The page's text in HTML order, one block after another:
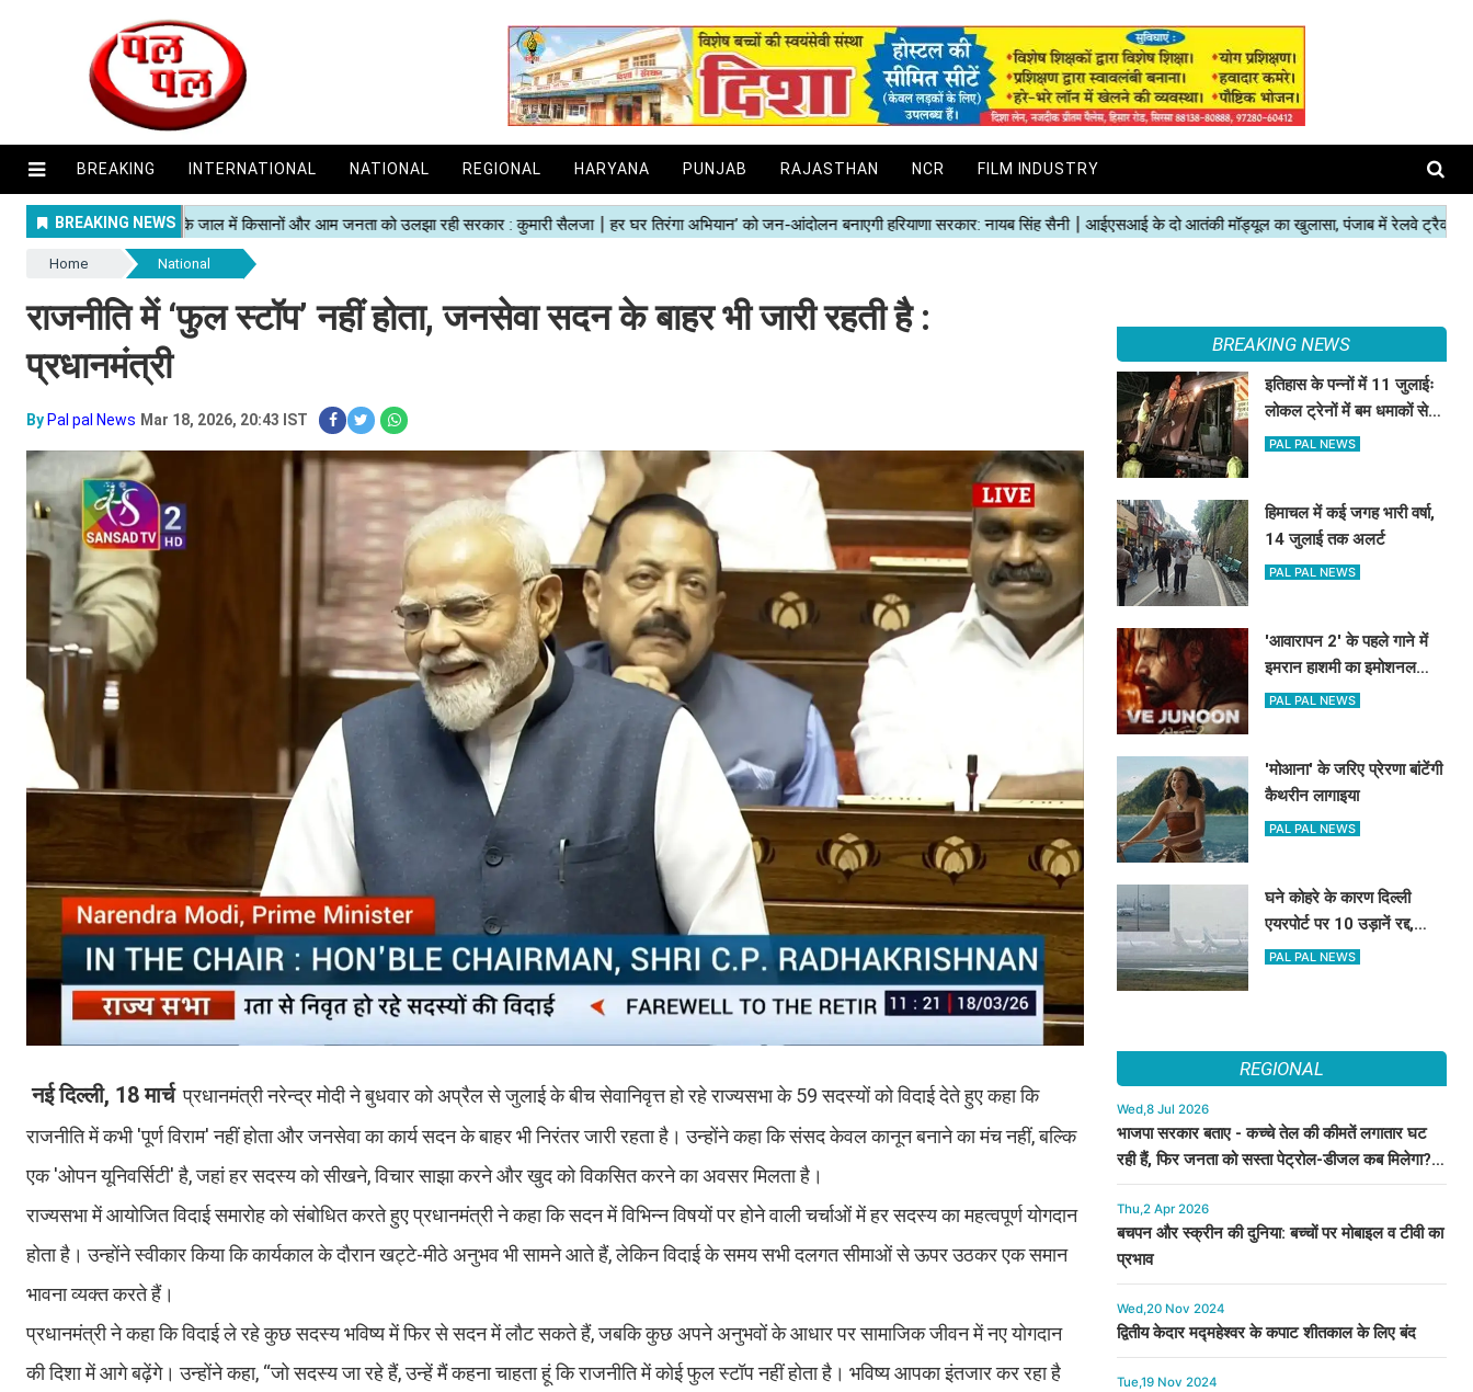
BREAKING INTERNATIONAL NATIONAL REGIONAL HARYANA PUNJAB RAJASTHAN NCR FILM INDUSTRY
Home National
राजनीति में ‘फुल स्टॉप’ नहीं होता, जनसेवा सदन के बाहर भी जारी रहती है :
प्रधानमंत्री
By Pal pal News Mar 18, 2026, 20:43 IST
नई दिल्ली, 18 मार्चप्रधानमंत्री नरेन्द्र मोदी ने बुधवार को अप्रैल से जुलाई के बीच सेवानिवृत्त हो रहे राज्यसभा के 59 सदस्यों को विदाई देते हुए कहा कि
राजनीति में कभी 'पूर्ण विराम' नहीं होता और जनसेवा का कार्य सदन के बाहर भी निरंतर जारी रहता है। उन्होंने कहा कि संसद केवल कानून बनाने का मंच नहीं, बल्कि
एक 'ओपन यूनिवर्सिटी' है, जहां हर सदस्य को सीखने, विचार साझा करने और खुद को विकसित करने का अवसर मिलता है।
राज्यसभा में आयोजित विदाई समारोह को संबोधित करते हुए प्रधानमंत्री ने कहा कि सदन में विभिन्न विषयों पर होने वाली चर्चाओं में हर सदस्य का महत्वपूर्ण योगदान
होता है। उन्होंने स्वीकार किया कि कार्यकाल के दौरान खट्टे-मीठे अनुभव भी सामने आते हैं, लेकिन विदाई के समय सभी दलगत सीमाओं से ऊपर उठकर एक समान
भावना व्यक्त करते हैं।
प्रधानमंत्री ने कहा कि विदाई ले रहे कुछ सदस्य भविष्य में फिर से सदन में लौट सकते हैं, जबकि कुछ अपने अनुभवों के आधार पर सामाजिक जीवन में नए योगदान
की दिशा में आगे बढ़ेंगे। उन्होंने कहा, “जो सदस्य जा रहे हैं, उन्हें मैं कहना चाहता हूं कि राजनीति में कोई फुल स्टॉप नहीं होता है। भविष्य आपका इंतजार कर रहा है
BREAKING NEWS
इतिहास के पन्नों में 11 जुलाईः
लोकल ट्रेनों में बम धमाकों से
दहल गई मुंबई, 189 की मौत
PAL PAL NEWS
हिमाचल में कई जगह भारी वर्षा,
14 जुलाई तक अलर्ट
PAL PAL NEWS
'आवारापन 2' के पहले गाने में
इमरान हाशमी का इमोशनल
अवतार
PAL PAL NEWS
'मोआना' के जरिए प्रेरणा बांटेंगी
कैथरीन लागाइया
PAL PAL NEWS
घने कोहरे के कारण दिल्ली
एयरपोर्ट पर 10 उड़ानें रद्द,
270 से अधिक में देरी
PAL PAL NEWS
REGIONAL
Wed,8 Jul 2026
भाजपा सरकार बताए - कच्चे तेल की कीमतें लगातार घट
रही हैं, फिर जनता को सस्ता पेट्रोल-डीजल कब मिलेगा? :
कुमारी सैलजा
Thu,2 Apr 2026
बचपन और स्क्रीन की दुनिया: बच्चों पर मोबाइल व टीवी का
प्रभाव
Wed,20 Nov 2024
द्वितीय केदार मद्महेश्वर के कपाट शीतकाल के लिए बंद
Tue,19 Nov 2024